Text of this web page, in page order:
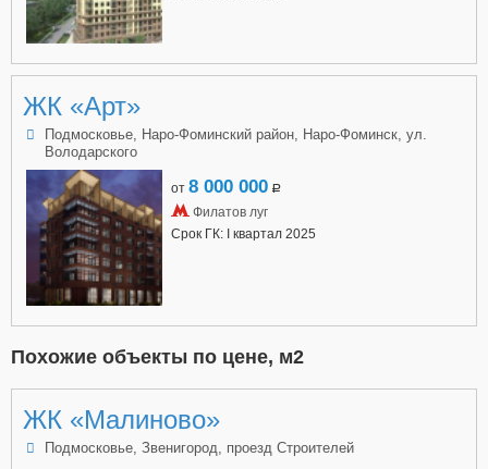
ЖК «Арт»
Подмосковье, Наро-Фоминский район, Наро-Фоминск, ул.
Володарского
от 8 000 000 a
Филатов луг
Срок ГК: I квартал 2025
Похожие объекты по цене, м2
ЖК «Малиново»
Подмосковье, Звенигород, проезд Строителей